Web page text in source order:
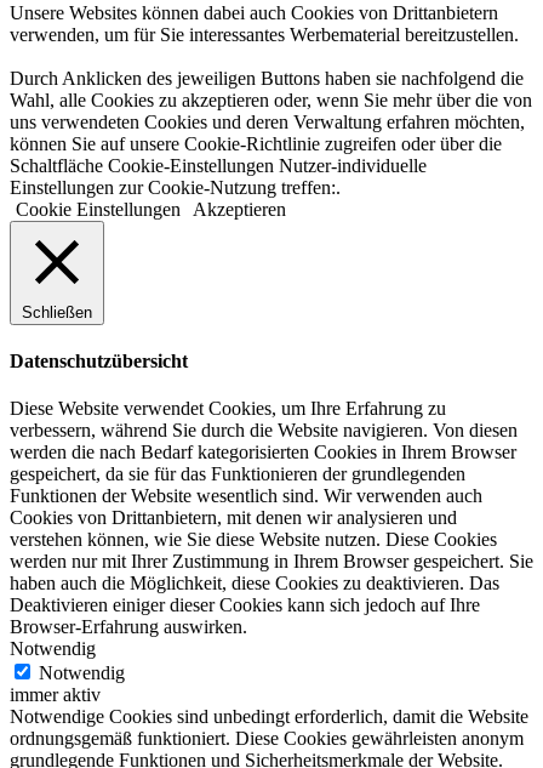
Unsere Websites können dabei auch Cookies von Drittanbietern
verwenden, um für Sie interessantes Werbematerial bereitzustellen.
Durch Anklicken des jeweiligen Buttons haben sie nachfolgend die
Wahl, alle Cookies zu akzeptieren oder, wenn Sie mehr über die von
uns verwendeten Cookies und deren Verwaltung erfahren möchten,
können Sie auf unsere Cookie-Richtlinie zugreifen oder über die
Schaltfläche Cookie-Einstellungen Nutzer-individuelle
Einstellungen zur Cookie-Nutzung treffen:.
Cookie Einstellungen
Akzeptieren
Schließen
Datenschutzübersicht
Diese Website verwendet Cookies, um Ihre Erfahrung zu
verbessern, während Sie durch die Website navigieren. Von diesen
werden die nach Bedarf kategorisierten Cookies in Ihrem Browser
gespeichert, da sie für das Funktionieren der grundlegenden
Funktionen der Website wesentlich sind. Wir verwenden auch
Cookies von Drittanbietern, mit denen wir analysieren und
verstehen können, wie Sie diese Website nutzen. Diese Cookies
werden nur mit Ihrer Zustimmung in Ihrem Browser gespeichert. Sie
haben auch die Möglichkeit, diese Cookies zu deaktivieren. Das
Deaktivieren einiger dieser Cookies kann sich jedoch auf Ihre
Browser-Erfahrung auswirken.
Notwendig
Notwendig
immer aktiv
Notwendige Cookies sind unbedingt erforderlich, damit die Website
ordnungsgemäß funktioniert. Diese Cookies gewährleisten anonym
grundlegende Funktionen und Sicherheitsmerkmale der Website.